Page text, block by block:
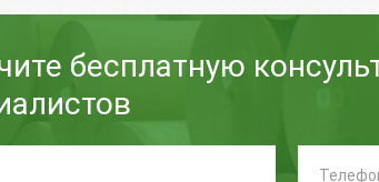
бесплатную